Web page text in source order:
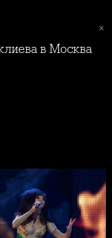
в Москва